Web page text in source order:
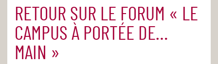
Accueil Actualités
RETOUR SUR LE FORUM « LE
CAMPUS À PORTÉE DE…
MAIN »